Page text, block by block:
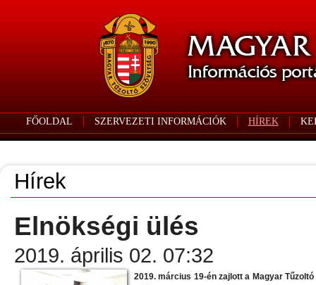
FŐOLDAL SZERVEZETI INFORMÁCIÓK HÍREK
Hírek
Elnökségi ülés
2019. április 02. 07:32
2019. március 19-én zajlott a Magyar